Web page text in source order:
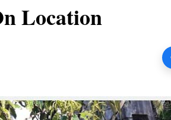
Location